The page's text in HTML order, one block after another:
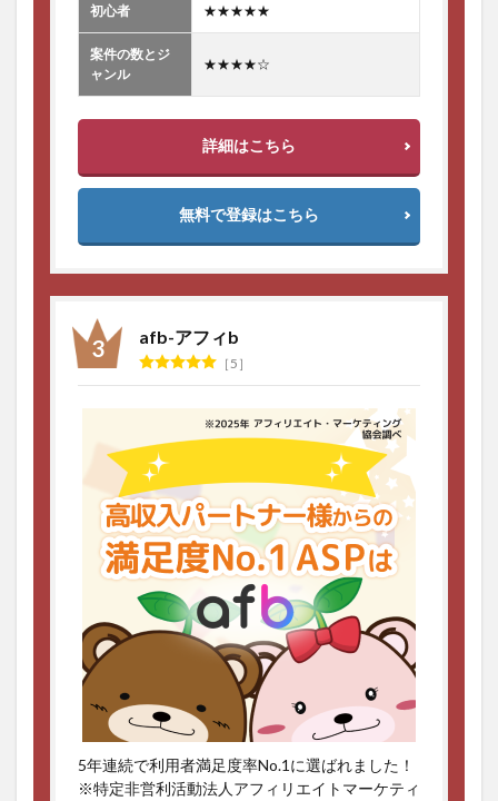
初心者 ★★★★★
案件の数とジ
ャンル
★★★★☆
詳細はこちら
無料で登録はこちら
afb-アフィb
5
5年連続で利用者満足度率No.1に選ばれました！
※特定非営利活動法人アフィリエイトマーケティ